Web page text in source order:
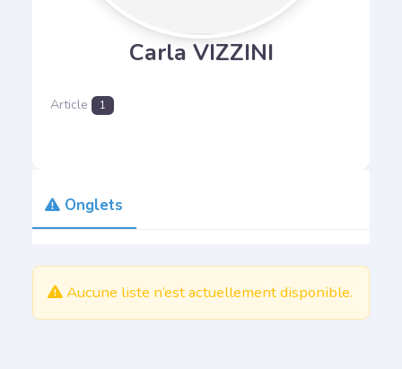
au
contenu
Carla VIZZINI
Article 1
Onglets
Aucune liste n’est actuellement disponible.